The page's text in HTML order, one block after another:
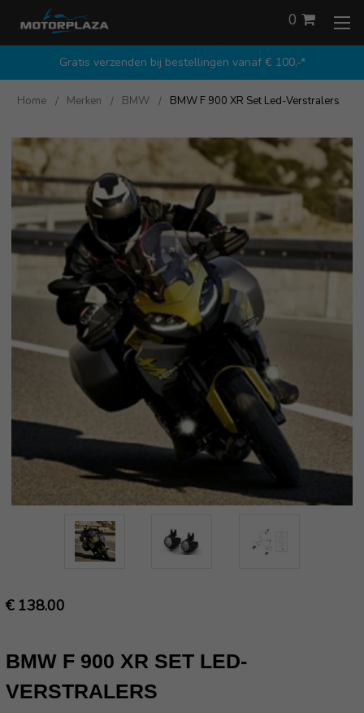
Gratis verzenden bij bestellingen vanaf € 100,-*
0
Home Merken BMW BMW F 900 XR Set Led-Verstralers
€ 138.00
BMW F 900 XR SET LED-
VERSTRALERS